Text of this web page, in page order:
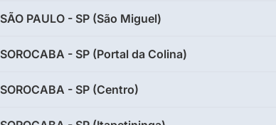
SÃO PAULO - SP (São Miguel)
SOROCABA - SP (Portal da Colina)
SOROCABA - SP (Centro)